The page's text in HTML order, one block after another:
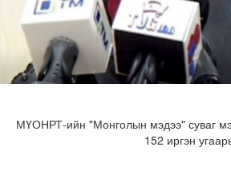
МҮОНРТ-ийн "Монголын мэдээ" суваг
152 иргэн